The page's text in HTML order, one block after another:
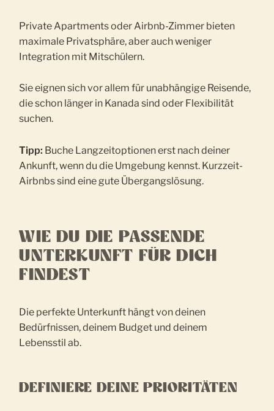
Private Apartments oder Airbnb-Zimmer bieten
maximale Privatsphäre, aber auch weniger
Integration mit Mitschülern.
Sie eignen sich vor allem für unabhängige Reisende,
die schon länger in Kanada sind oder Flexibilität
suchen.
Tipp: Buche Langzeitoptionen erst nach deiner
Ankunft, wenn du die Umgebung kennst. Kurzzeit-
Airbnbs sind eine gute Übergangslösung.
WIE DU DIE PASSENDE
UNTERKUNFT FÜR DICH
FINDEST
Die perfekte Unterkunft hängt von deinen
Bedürfnissen, deinem Budget und deinem
Lebensstil ab.
DEFINIERE DEINE PRIORITÄTEN